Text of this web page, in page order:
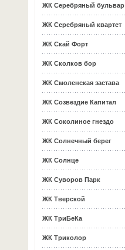
ЖК Серебряный бульвар
ЖК Серебряный квартет
ЖК Скай Форт
ЖК Сколков бор
ЖК Смоленская застава
ЖК Созвездие Капитал
ЖК Соколиное гнездо
ЖК Солнечный берег
ЖК Солнце
ЖК Суворов Парк
ЖК Тверской
ЖК ТриБеКа
ЖК Триколор